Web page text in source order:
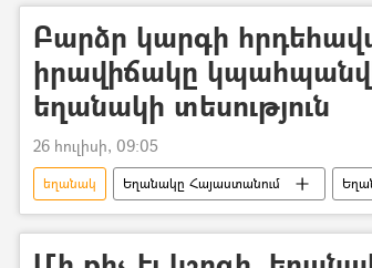
Բարձր կարգի
իրավիճակը
եղանակի տեսություն
26 հուլիսի, 09:05
եղանակ Եղանակը Հայաստանում
Հայաստան